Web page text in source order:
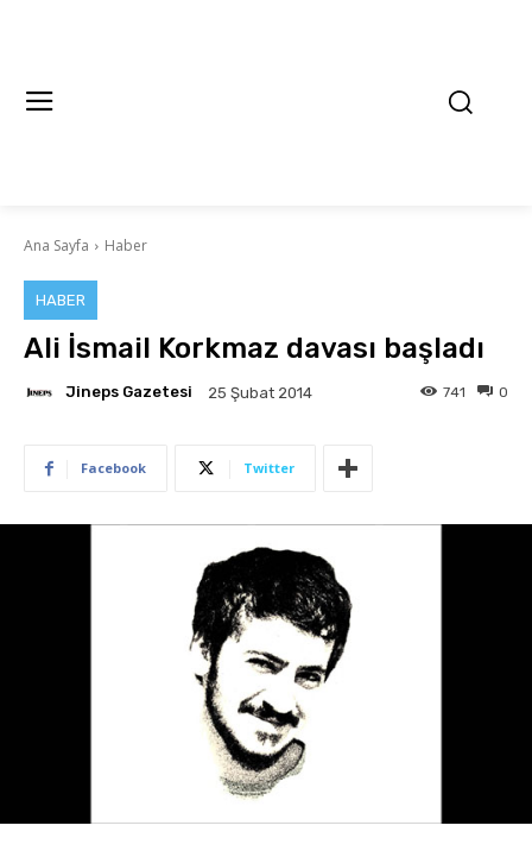
Ana Sayfa Haber
HABER
Ali İsmail Korkmaz davası başladı
Jineps Gazetesi 25 Şubat 2014 0
741
Facebook Twitter